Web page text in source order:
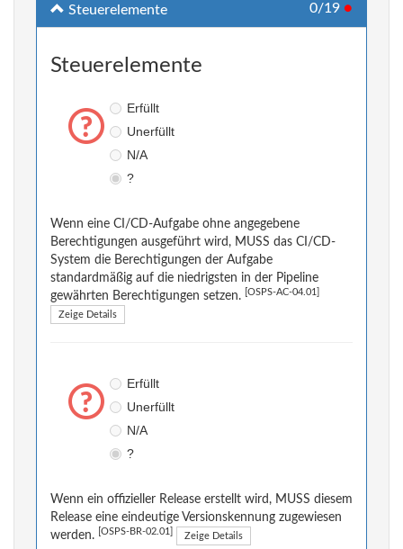
Steuerelemente 0/19 ●
Steuerelemente
Erfüllt
Unerfüllt
N/A
?
Wenn eine CI/CD-Aufgabe ohne angegebene
Berechtigungen ausgeführt wird, MUSS das CI/CD-
System die Berechtigungen der Aufgabe
standardmäßig auf die niedrigsten in der Pipeline
gewährten Berechtigungen setzen.
[OSPS-AC-04.01]
Zeige Details
Erfüllt
Unerfüllt
N/A
?
Wenn ein offizieller Release erstellt wird, MUSS diesem
Release eine eindeutige Versionskennung zugewiesen
werden.
[OSPS-BR-02.01] Zeige Details